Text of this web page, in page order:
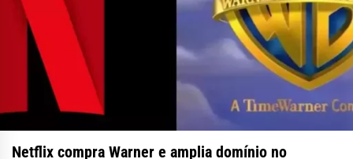
Netflix compra Warner e amplia domínio no